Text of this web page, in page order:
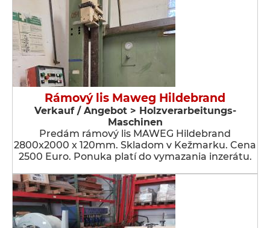
Rámový lis Maweg Hildebrand
Verkauf / Angebot > Holzverarbeitungs-
Maschinen
Predám rámový lis MAWEG Hildebrand
2800x2000 x 120mm. Skladom v Kežmarku. Cena
2500 Euro. Ponuka platí do vymazania inzerátu.